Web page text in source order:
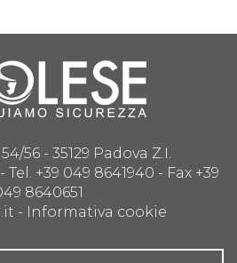
56 - 35129 Padova Z.I.
+39 049 8641940 - Fax +39
8640651
- Informativa cookie